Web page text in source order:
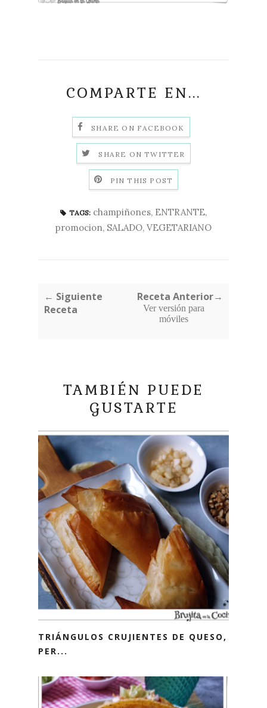
COMPARTE EN...
SHARE ON FACEBOOK
SHARE ON TWITTER
PIN THIS POST
TAGS: champiñones, ENTRANTE,
promocion, SALADO, VEGETARIANO
← Siguiente
Receta
Receta Anterior→
Ver versión para
móviles
TAMBIÉN PUEDE
GUSTARTE
TRIÁNGULOS CRUJIENTES DE QUESO,
PER...